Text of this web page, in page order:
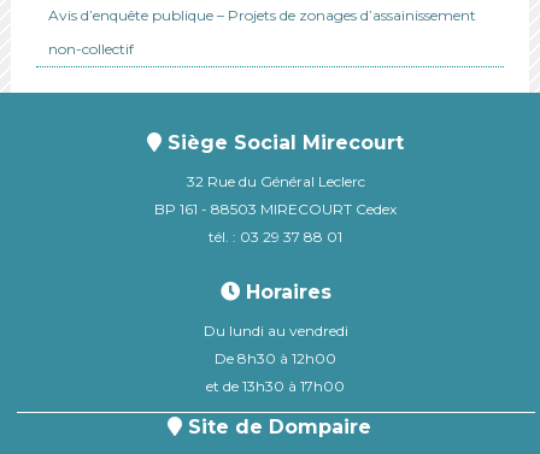
Avis d’enquête publique – Projets de zonages d’assainissement
non-collectif
Siège Social Mirecourt
32 Rue du Général Leclerc
BP 161 - 88503 MIRECOURT Cedex
tél. : 03 29 37 88 01
Horaires
Du lundi au vendredi
De 8h30 à 12h00
et de 13h30 à 17h00
Site de Dompaire